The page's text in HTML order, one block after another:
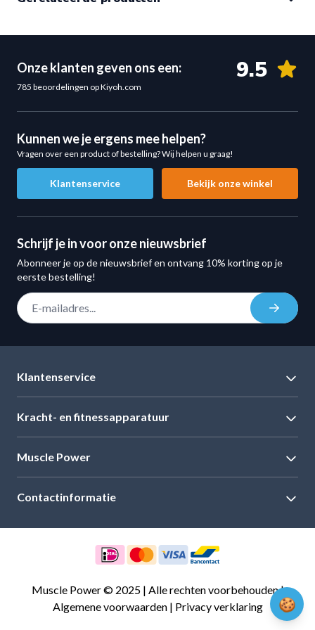
Voordelen:
Zeer stabiele constructie
Veilig bij intensieve impact
Geschikt voor professioneel gebruik
Strak en professioneel design
De zwarte afwerking geeft de bokszakpaal een moderne
Kleur: zwart
Coating: outdoor poedercoating
Bokszak: niet inbegrepen
Gebruik: indoor & outdoor
Ideaal voor serieuze bokstraining
duurzame trainingsopstelling.
Onze klanten geven ons een:
785 beoordelingen op Kiyoh.com
9.5
Kunnen we je ergens mee helpen?
Vragen over een product of bestelling? Wij helpen u graag!
Klantenservice Bekijk onze winkel
Schrijf je in voor onze nieuwsbrief
Abonneer je op de nieuwsbrief en ontvang 10% korting op je
eerste bestelling!
Klantenservice
Kracht- en fitnessapparatuur
Muscle Power
Contactinformatie
Muscle Power © 2025 | Alle rechten voorbehouden |
Algemene voorwaarden| Privacy verklaring 🍪